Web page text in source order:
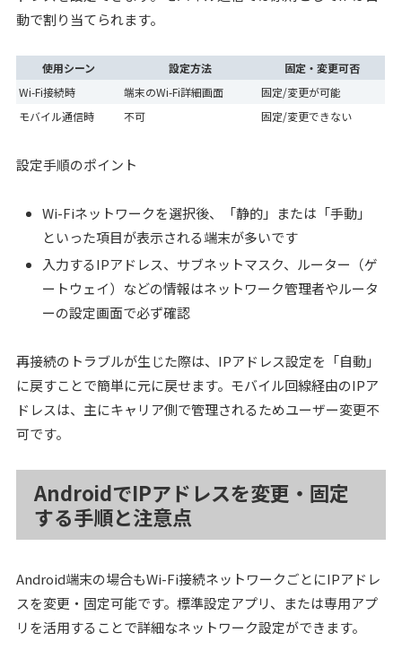
動で割り当てられます。
使用シーン 設定方法
固定・変更可否
Wi-Fi接続時
端末のWi-Fi詳細画面
固定/変更が可能
モバイル通信時
不可 固定/変更できない
設定手順のポイント
Wi-Fiネットワークを選択後、「静的」または「手動」
といった項目が表示される端末が多いです
入力するIPアドレス、サブネットマスク、ルーター（ゲ
ートウェイ）などの情報はネットワーク管理者やルータ
ーの設定画面で必ず確認
再接続のトラブルが生じた際は、IPアドレス設定を「自動」
に戻すことで簡単に元に戻せます。モバイル回線経由のIPア
ドレスは、主にキャリア側で管理されるためユーザー変更不
可です。
AndroidでIPアドレスを変更・固定
する手順と注意点
Android端末の場合もWi-Fi接続ネットワークごとにIPアドレ
スを変更・固定可能です。標準設定アプリ、または専用アプ
リを活用することで詳細なネットワーク設定ができます。